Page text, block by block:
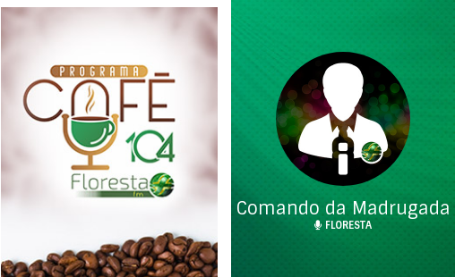
Comando da Madrugada
FLORESTA